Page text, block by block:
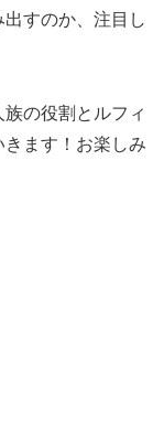
すのか、注目し
の役割とルフィ
ます！お楽しみ